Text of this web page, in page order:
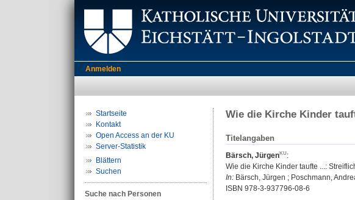
Anmelden
Startseite
Kontakt
Open Access an der KU
Server-Statistik
Blättern
Suchen
Suche nach Personen
Wie die Kirche Kinder
Titelangaben
Bärsch, Jürgen
:
Wie die Kirche Kinder taufte ...:
In: Bärsch, Jürgen ; Poschmann,
ISBN 978-3-937796-08-6